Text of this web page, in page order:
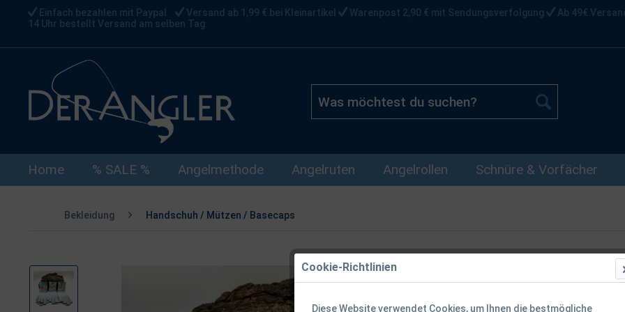
Einfach bezahlen mit Paypal Versand ab 1,99 € bei Kleinartikel Warenpost 2,90 € mit Sendungsverfolgung Ab 49€
14 Uhr bestellt Versand am selben Tag
Home % SALE % Angelmethode Angelruten Angelrollen Schnüre & Vorfächer
Bekleidung Handschuh / Mützen / Basecaps
Westin Solar
Handschuhe
Cookie-Richtlinien
Diese Website verwendet Cookies, um Ihnen die bestmögliche